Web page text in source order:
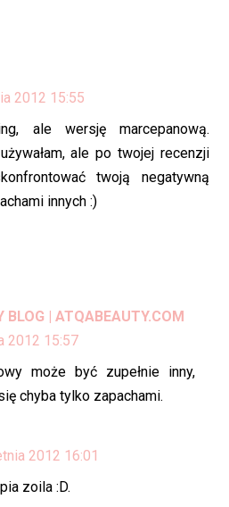
2012 15:55
ale wersję marcepanową.
ale po twojej recenzji
twoją negatywną
innych :)
BLOG | ATQABEAUTY.COM
2012 15:57
może być zupełnie inny,
chyba tylko zapachami.
2012 16:01
zoila :D.